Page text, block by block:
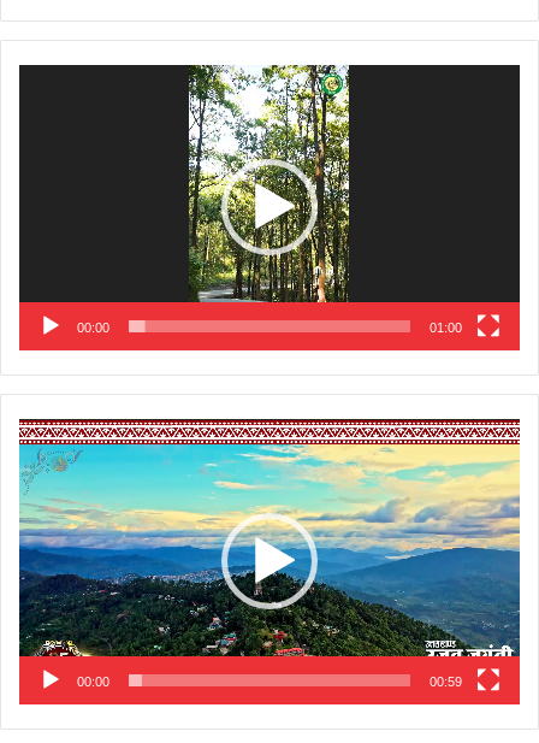
00:00 01:00
Video
Player
00:00 00:59